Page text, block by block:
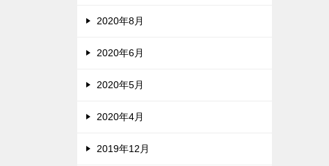
2020年8月
2020年6月
2020年5月
2020年4月
2019年12月